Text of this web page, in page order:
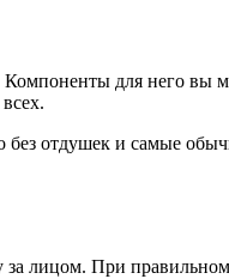
для него вы
без отдушек и самые
лицом. При